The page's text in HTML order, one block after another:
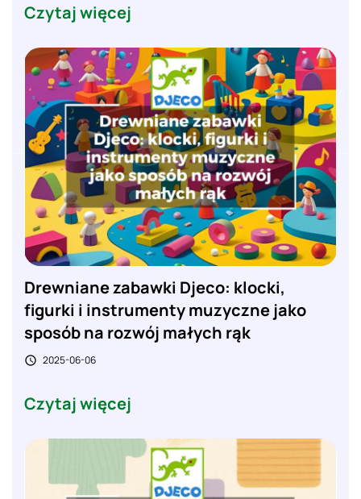
Czytaj więcej
Drewniane zabawki Djeco: klocki,
figurki i instrumenty muzyczne jako
sposób na rozwój małych rąk
 2025-06-06
Czytaj więcej